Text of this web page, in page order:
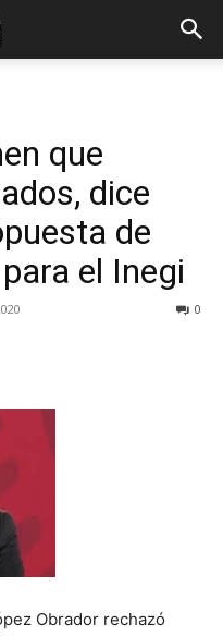
que
dice
de
el Inegi
0
Obrador rechazó